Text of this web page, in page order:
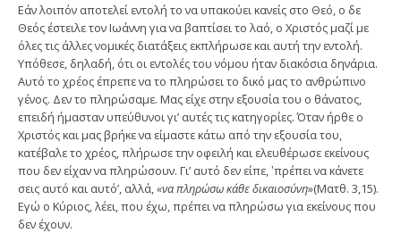
Εάν λοιπόν αποτελεί εντολή το να υπακούει κανείς στο Θεό, ο δε
Θεός έστειλε τον Ιωάννη για να βαπτίσει το λαό, ο Χριστός μαζί με
όλες τις άλλες νομι­κές διατάξεις εκπλήρωσε και αυτή την εντολή.
Υπόθεσε, δηλαδή, ότι οι εντολές του νόμου ήταν διακόσια δηνάρια.
Αυτό το χρέος έπρεπε να το πληρώσει το δικό μας το ανθρώπινο
γένος. Δεν το πληρώσαμε. Μας είχε στην εξουσία του ο θάνατος,
επειδή ήμασταν υπεύθυνοι γι’ αυτές τις κατηγορίες. Όταν ήρθε ο
Χριστός και μας βρήκε να εί­μαστε κάτω από την εξουσία του,
κατέβαλε το χρέος, πλήρωσε την οφειλή και ελευθέρωσε εκείνους
που δεν είχαν να πληρώσουν. Γι’ αυτό δεν είπε, ‛πρέπει να κάνετε
σεις αυτό και αυτό’, αλλά,«να πληρώσω κάθεδικαιοσύ­νη»(Ματθ. 3,15).
Εγώ ο Κύριος, λέει, που έχω, πρέπει να πληρώσω για εκείνους που
δεν έχουν.